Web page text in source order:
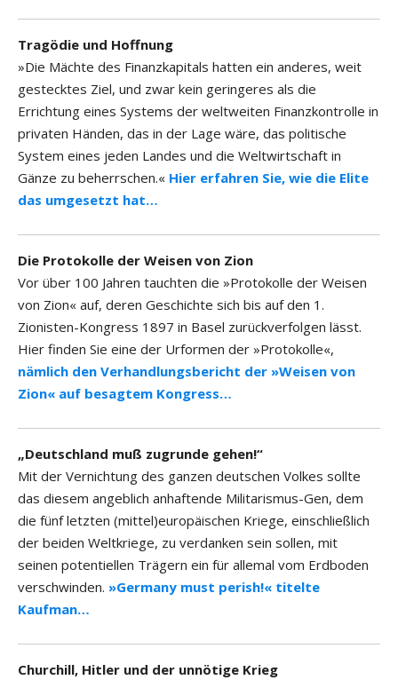
Tragödie und Hoffnung
»Die Mächte des Finanzkapitals hatten ein anderes, weit
gestecktes Ziel, und zwar kein geringeres als die
Errichtung eines Systems der weltweiten Finanzkontrolle in
privaten Händen, das in der Lage wäre, das politische
System eines jeden Landes und die Weltwirtschaft in
Gänze zu beherrschen.« Hier erfahren Sie, wie die Elite
das umgesetzt hat…
Die Protokolle der Weisen von Zion
Vor über 100 Jahren tauchten die »Protokolle der Weisen
von Zion« auf, deren Geschichte sich bis auf den 1.
Zionisten-Kongress 1897 in Basel zurückverfolgen lässt.
Hier finden Sie eine der Urformen der »Protokolle«,
nämlich den Verhandlungsbericht der »Weisen von
Zion« auf besagtem Kongress…
„Deutschland muß zugrunde gehen!“
Mit der Vernichtung des ganzen deutschen Volkes sollte
das diesem angeblich anhaftende Militarismus-Gen, dem
die fünf letzten (mittel)europäischen Kriege, einschließlich
der beiden Weltkriege, zu verdanken sein sollen, mit
seinen potentiellen Trägern ein für allemal vom Erdboden
verschwinden. »Germany must perish!« titelte
Kaufman…
Churchill, Hitler und der unnötige Krieg